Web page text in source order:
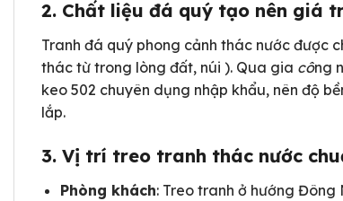
2. Chất liệu đá quý tạo nên giá
Tranh đá quý phong cảnh thác nước được
thác từ trong lòng đất, núi ). Qua gia công
keo 502 chuyên dụng nhập khẩu, nên độ
lắp.
3. Vị trí treo tranh thác nước
Phòng khách: Treo tranh ở hướng